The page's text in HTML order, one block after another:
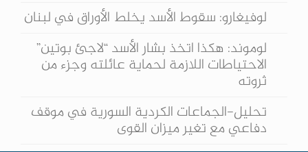
لوفيغارو: سقوط الأسد يخلط الأوراق في لبنان
لوموند: هكذا اتخذ بشار الأسد “لاجئ بوتين”
الاحتياطات اللازمة لحماية عائلته وجزء من
ثروته
تحليل-الجماعات الكردية السورية في موقف
دفاعي مع تغير ميزان القوى